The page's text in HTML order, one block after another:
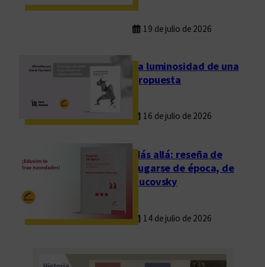
19 de julio de 2026
La luminosidad de una
propuesta
16 de julio de 2026
Más allá: reseña de
Fugarse de época, de
Rucovsky
14 de julio de 2026